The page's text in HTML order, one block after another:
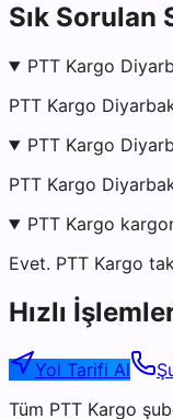
Sık Sorulan
PTT Kargo
PTT Kargo
PTT Kargo
PTT Kargo
PTT Kargo
Evet. PTT Kargo
Hızlı
Yol Tarifi Al
Tüm PTT Kargo